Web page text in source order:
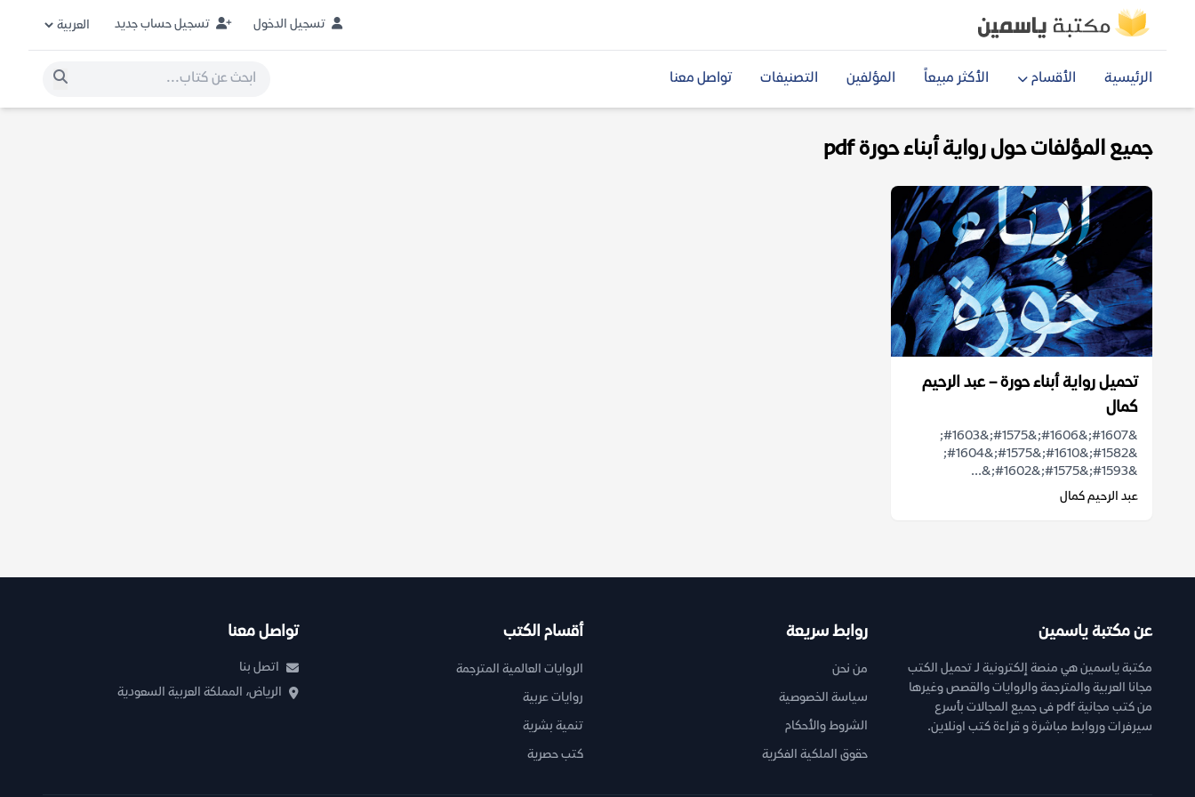
تسجيل الدخول تسجيل حساب جديد
الرئيسية الأقسام الأكثر مبيعاً المؤلفين التصنيفات تواصل معنا
جميع المؤلفات حول رواية أبناء حورة pdf
تحميل رواية أبناء حورة – عبد الرحيم
كمال
&#1607;&#1606;&#1575;&#1603;
&#1582;&#1610;&#1575;&#1604;
&#1593;&#1575;&#1602;&...
عبد الرحيم كمال
عن مكتبة ياسمين
مكتبة ياسمين هي منصة إلكترونية لـ تحميل الكتب
مجانا العربية والمترجمة والروايات والقصص وغيرها
من كتب مجانية pdf فى جميع المجالات بأسرع
سيرفرات وروابط مباشرة و قراءة كتب اونلاين.
روابط سريعة
من نحن
سياسة الخصوصية
الشروط والأحكام
حقوق الملكية الفكرية
أقسام الكتب
الروايات العالمية المترجمة
روايات عربية
تنمية بشرية
كتب حصرية
تواصل معنا
اتصل بنا
الرياض، المملكة العربية السعودية